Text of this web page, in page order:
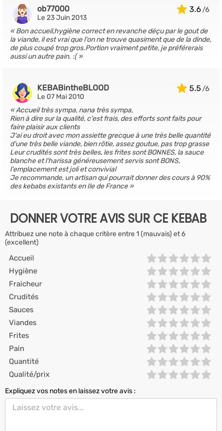
3.6
ob77000
Le 23 Juin 2013
Bon accueil,hygiène correct en revanche déçu par le gout de
la viande, il est vrai que l'on ne trouve quasiment que de la dinde,
de plus coupé trop gros.Portion vraiment petite, je préférerais
aussi un autre pain. :(
5.5
KEBABintheBLOOD
Le 07 Mai 2010
Accueil très sympa, nana très sympa,
Rien à dire sur la qualité, c'est frais, des efforts sont faits pour
faire plaisir aux clients
J'ai eu droit avec mon assiette grecque à une très belle quantité
d'une très belle viande, bien rôtie, assez goutue, pas trop grasse
Leur crudités sont très belles, les frites sont BONNES, la sauce
blanche et l'harissa généreusement servis sont BONS,
l'emplacement est joli et convivial
Je recommande, un artisan qui pourrait donner des cours à 90%
des kebabs existants en Ile de France
DONNER VOTRE AVIS SUR CE KEBAB
Attribuez une note à chaque critère entre 1 (mauvais) et 6
(excellent)
Accueil
Hygiène
Fraicheur
Crudités
Sauces
Viandes
Frites
Pain
Quantité
Qualité/prix
Expliquez vos notes en laissez votre avis :